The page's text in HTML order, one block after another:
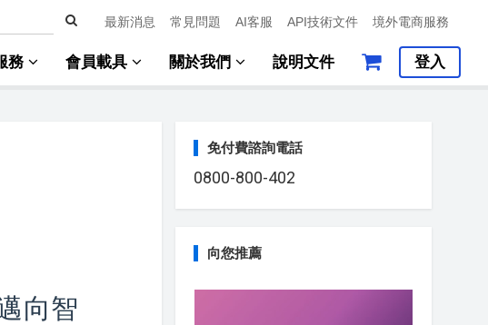
最新消息 常見問題 AI客服 API技術文件 境外電商服務
務 會員載具 關於我們 說明文件 登入
向智
免付費諮詢電話
0800-800-402
向您推薦